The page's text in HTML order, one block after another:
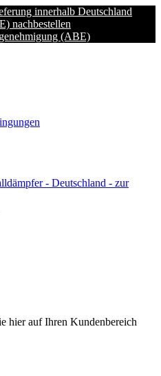
innerhalb Deutschland
nachbestellen
(ABE)
hier auf Ihren Kundenbereich